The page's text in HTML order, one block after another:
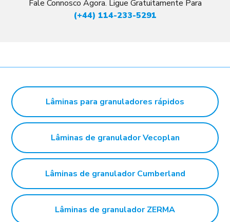
Fale Connosco Agora. Ligue Gratuitamente Para
(+44) 114-233-5291
Lâminas para granuladores rápidos
Lâminas de granulador Vecoplan
Lâminas de granulador Cumberland
Lâminas de granulador ZERMA